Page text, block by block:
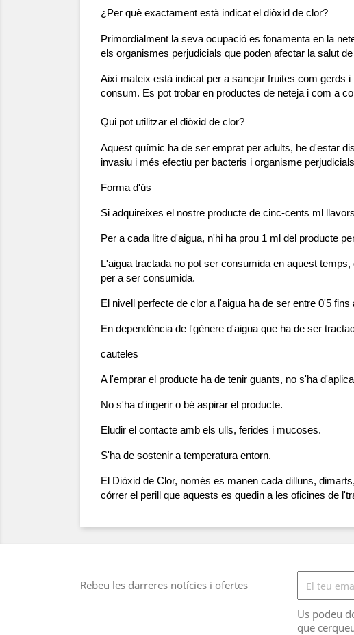
¿Per què exactament està indicat el diòxid de clor?
Primordialment la seva ocupació es fonamenta en la
els organismes perjudicials que poden afectar la salut
Així mateix està indicat per a sanejar fruites com gerds
consum. Es pot trobar en productes de neteja i com a
Qui pot utilitzar el diòxid de clor?
Aquest químic ha de ser emprat per adults, he d'estar
invasiu i més efectiu per bacteris i organisme
Forma d'ús
Si adquireixes el nostre producte de cinc-cents ml
Per a cada litre d'aigua, n'hi ha prou 1 ml del producte
L'aigua tractada no pot ser consumida en aquest
per a ser consumida.
El nivell perfecte de clor a l'aigua ha de ser entre 0'5
En dependència de l'gènere d'aigua que ha de ser
cauteles
A l'emprar el producte ha de tenir guants, no s'ha
No s'ha d'ingerir o bé aspirar el producte.
Eludir el contacte amb els ulls, ferides i mucoses.
S'ha de sostenir a temperatura entorn.
El Diòxid de Clor, només es manen cada dilluns,
córrer el perill que aquests es quedin a les oficines de
Rebeu les darreres notícies i ofertes
Us podeu
que